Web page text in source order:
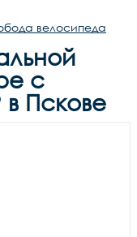
велосипеда
с
в Пскове